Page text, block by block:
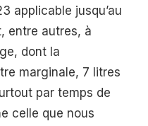
applicable jusqu’au
entre autres, à
dont la
marginale, 7 litres
par temps de
celle que nous